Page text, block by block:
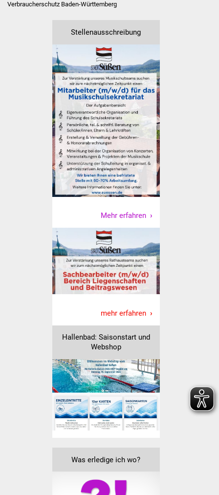
Suenergie
NETZMonitor
Gesundheit und Notfall
Ärzte und Apotheken
Pflege von Angehörigen
Hitzewarnung / UV-
Index
ÖPNV
Bürgerbus (MOBS)
Abfall und Entsorgung
Kultur & Freizeit
Veranstaltungen
Ostermarkt
Einrichtungen
Hallenbad
Stadtbücherei
Stadtarchiv
Bürgerhaus
Verbraucherschutz Baden-Württemberg
Stellenausschreibung
Mehr erfahren
mehr erfahren
Hallenbad: Saisonstart und
Webshop
Was erledige ich wo?